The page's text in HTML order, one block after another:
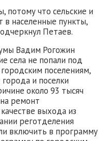
потому что сельские и
в населенные пункты,
Петаев.
Вадим Рогожин
села не попали под
поселениям,
и поселки
около 93 тысяч
ремонт
выхода из
реготделения
включить в программу